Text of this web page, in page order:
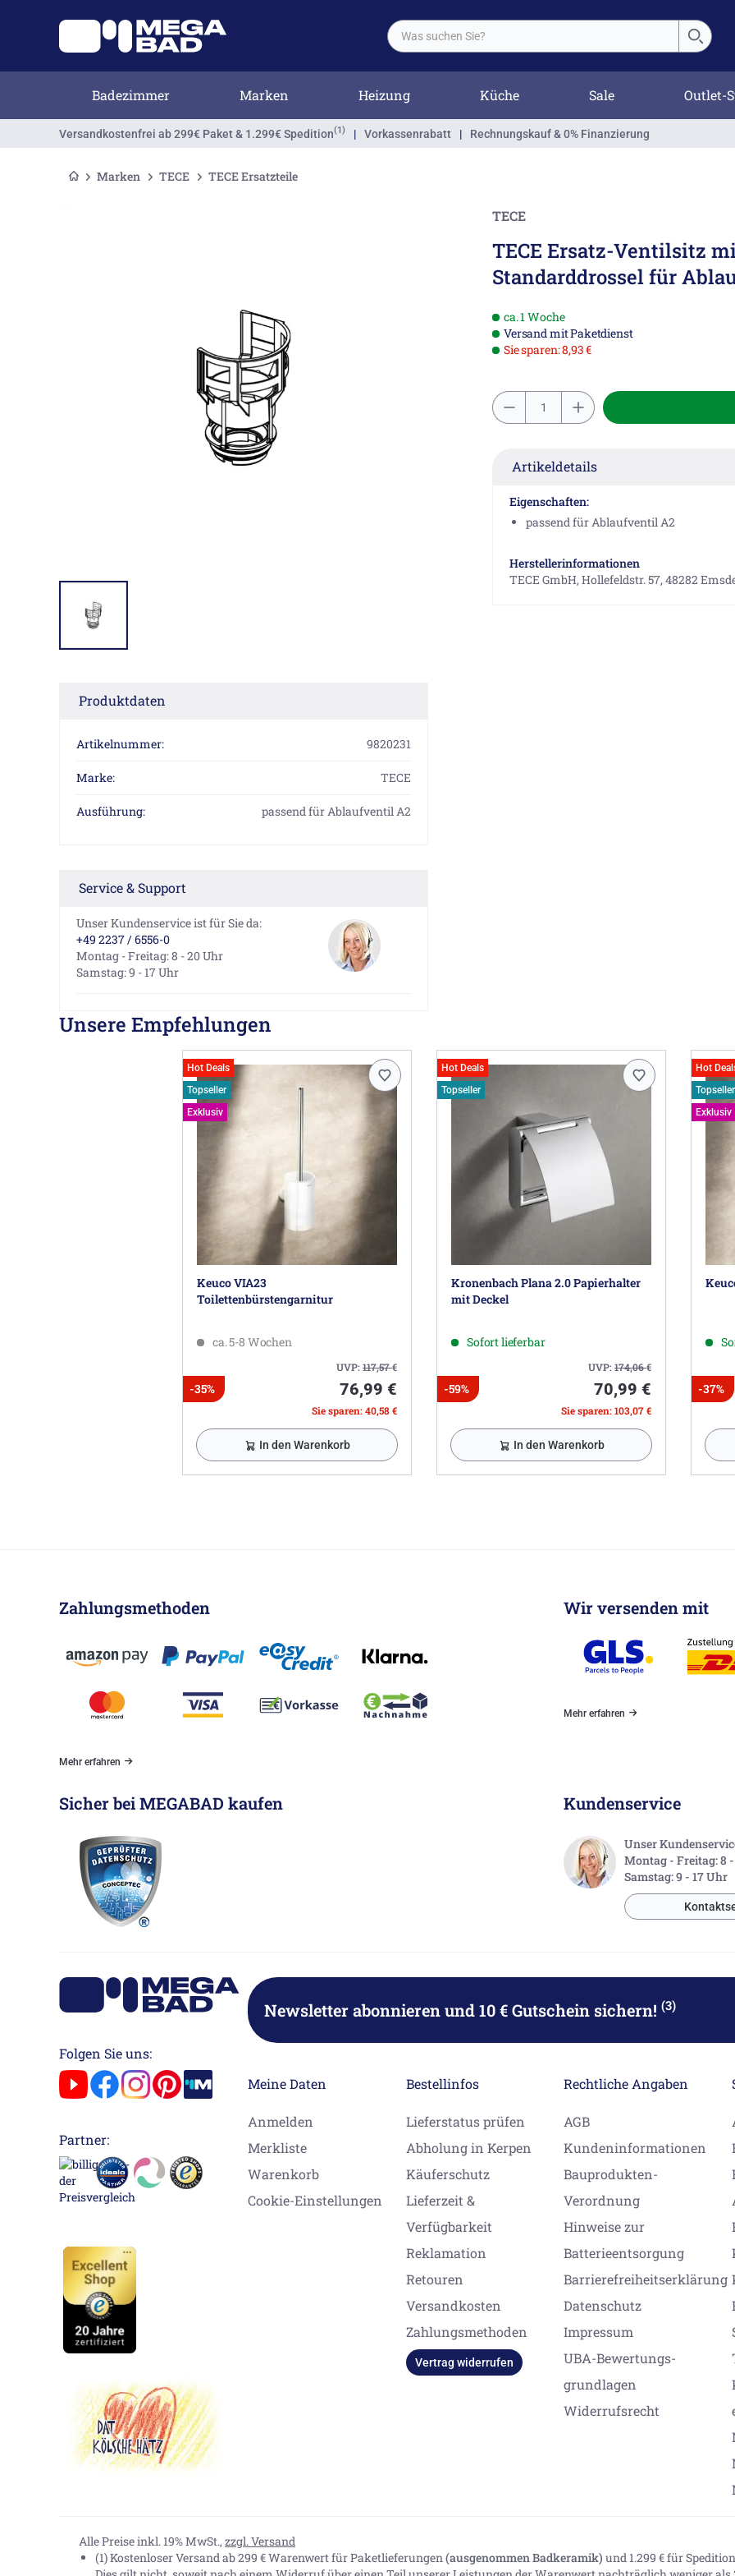
Badezimmer Marken Heizung Küche Sale Outlet-
Versandkostenfrei ab 299€ Paket & 1.299€ Spedition(1) | Vorkassenrabatt | Rechnungskauf & 0% Finanzierung
Marken TECE TECE Ersatzteile
Produktdaten
Artikelnummer: 9820231
Marke: TECE
Ausführung: passend für Ablaufventil A2
Service & Support
Unser Kundenservice ist für Sie da:
+49 2237 / 6556-0
Montag - Freitag: 8 - 20 Uhr
Samstag: 9 - 17 Uhr
TECE
TECE Ersatz-Ventilsitz
Standarddrossel für
ca. 1 Woche
Versand mit Paketdienst
Sie sparen: 8,93 €
Artikeldetails
Eigenschaften:
passend für Ablaufventil A2
Herstellerinformationen
TECE GmbH, Hollefeldstr. 57, 48282
Unsere Empfehlungen
Hot Deals
Topseller
Exklusiv
Keuco VIA23
Toilettenbürstengarnitur
ca. 5-8 Wochen
UVP:117,57€
-35% 76,99 €
Sie sparen: 40,58 €
In den Warenkorb
Hot Deals
Topseller
Kronenbach Plana 2.0 Papierhalter
mit Deckel
Sofort lieferbar
UVP:174,06€
-59% 70,99 €
Sie sparen: 103,07 €
In den Warenkorb
Hot
Topseller
Exklusiv
-37%
Zahlungsmethoden
Mehr erfahren
Wir versenden mit
Mehr erfahren
Sicher bei MEGABAD kaufen Kundenservice
Unser
Montag - Freitag: 8
Samstag: 9 - 17 Uhr
Folgen Sie uns:
Partner:
Newsletter abonnierenund 10 € Gutschein sichern! (3)
Meine Daten
Anmelden
Merkliste
Warenkorb
Cookie-Einstellungen
Bestellinfos
Lieferstatus prüfen
Abholung in Kerpen
Käuferschutz
Lieferzeit &
Verfügbarkeit
Reklamation
Retouren
Versandkosten
Zahlungsmethoden
Vertrag widerrufen
Rechtliche Angaben
AGB
Kundeninformationen
Bauprodukten-
Verordnung
Hinweise zur
Batterieentsorgung
Barrierefreiheitserklärung
Datenschutz
Impressum
UBA-Bewertungs-
grundlagen
Widerrufsrecht
Alle Preise inkl. 19% MwSt., zzgl. Versand
(1) Kostenloser Versand ab 299 € Warenwert für Paketlieferungen(ausgenommen Badkeramik) und 1.299 € für